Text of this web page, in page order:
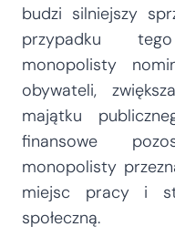
budzi silniejszy
przypadku
monopolisty
obywateli,
majątku
finansowe
monopolisty
miejsc pracy i
społeczną.